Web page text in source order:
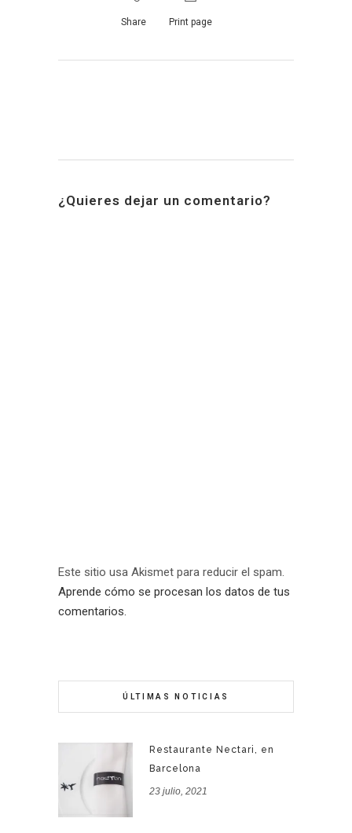
Share Print page
¿Quieres dejar un comentario?
Este sitio usa Akismet para reducir el spam.
Aprende cómo se procesan los datos de tus
comentarios.
ÚLTIMAS NOTICIAS
Restaurante Nectari, en
Barcelona
23 julio, 2021